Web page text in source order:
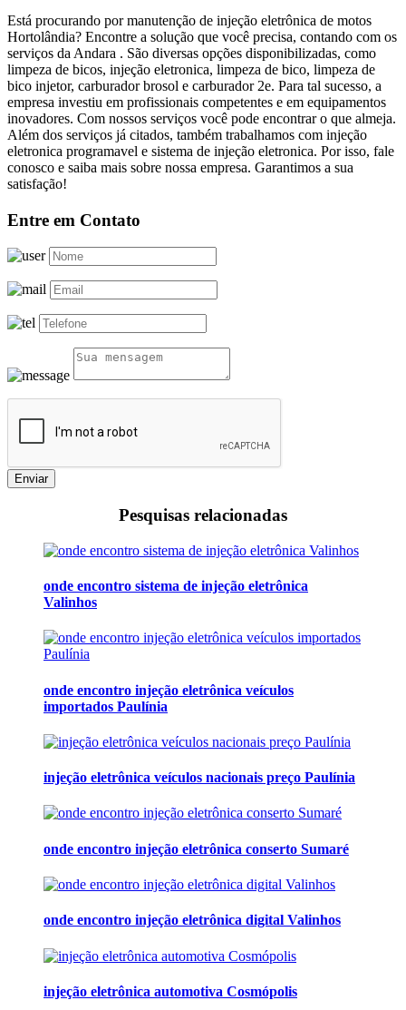
Está procurando por manutenção de injeção eletrônica de motos
Hortolândia? Encontre a solução que você precisa, contando com os
serviços da Andara . São diversas opções disponibilizadas, como
limpeza de bicos, injeção eletronica, limpeza de bico, limpeza de
bico injetor, carburador brosol e carburador 2e. Para tal sucesso, a
empresa investiu em profissionais competentes e em equipamentos
inovadores. Com nossos serviços você pode encontrar o que almeja.
Além dos serviços já citados, também trabalhamos com injeção
eletronica programavel e sistema de injeção eletronica. Por isso, fale
conosco e saiba mais sobre nossa empresa. Garantimos a sua
satisfação!
Entre em Contato
Enviar
Pesquisas relacionadas
onde encontro sistema de injeção eletrônica
Valinhos
onde encontro injeção eletrônica veículos
importados Paulínia
injeção eletrônica veículos nacionais preço Paulínia
onde encontro injeção eletrônica conserto Sumaré
onde encontro injeção eletrônica digital Valinhos
injeção eletrônica automotiva Cosmópolis